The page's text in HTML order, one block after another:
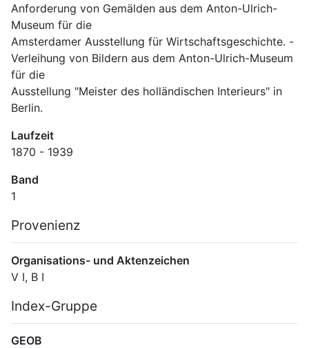
Anforderung von Gemälden aus dem Anton-Ulrich-
Museum für die
Amsterdamer Ausstellung für Wirtschaftsgeschichte. -
Verleihung von Bildern aus dem Anton-Ulrich-Museum
für die
Ausstellung "Meister des holländischen Interieurs" in
Berlin.
Laufzeit
1870 - 1939
Band
1
Provenienz
Organisations- und Aktenzeichen
V I, B I
Index-Gruppe
GEOB